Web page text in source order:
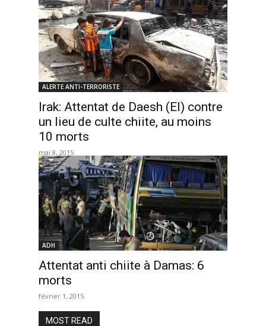
ALERTE ANTI-TERRORISTE
Irak: Attentat de Daesh (EI) contre
un lieu de culte chiite, au moins
10 morts
mai 8, 2015
ADH
Attentat anti chiite à Damas: 6
morts
février 1, 2015
MOST READ